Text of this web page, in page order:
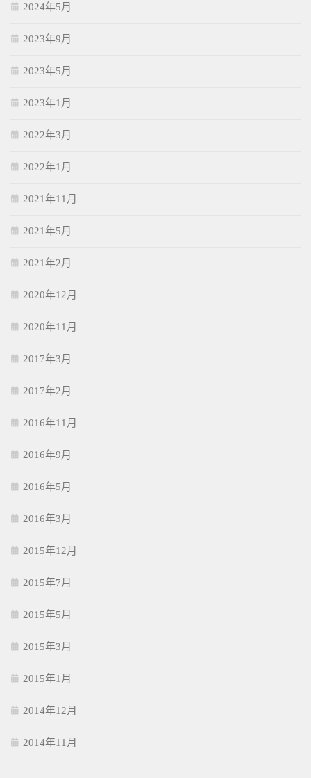
2024年5月
2023年9月
2023年5月
2023年1月
2022年3月
2022年1月
2021年11月
2021年5月
2021年2月
2020年12月
2020年11月
2017年3月
2017年2月
2016年11月
2016年9月
2016年5月
2016年3月
2015年12月
2015年7月
2015年5月
2015年3月
2015年1月
2014年12月
2014年11月